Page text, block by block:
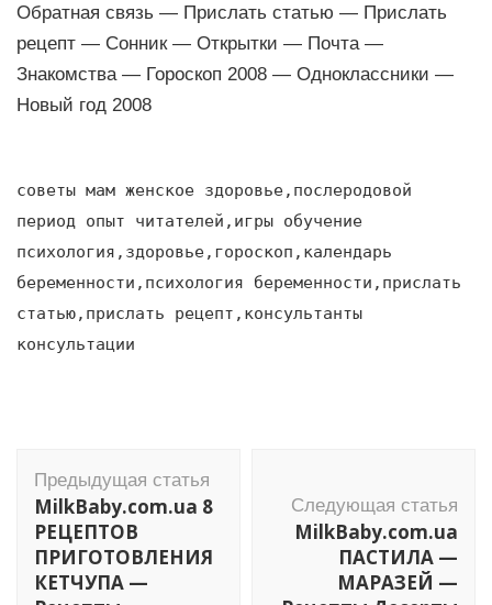
Обратная связь — Прислать статью — Прислать
рецепт — Сонник — Открытки — Почта —
Знакомства — Гороскоп 2008 — Одноклассники —
Новый год 2008
советы мам женское здоровье,послеродовой
период опыт читателей,игры обучение
психология,здоровье,гороскоп,календарь
беременности,психология беременности,прислать
статью,прислать рецепт,консультанты
консультации
по
записям
Предыдущая статья
MilkBaby.com.ua 8
РЕЦЕПТОВ
ПРИГОТОВЛЕНИЯ
КЕТЧУПА —
Следующая статья
MilkBaby.com.ua
ПАСТИЛА —
МАРАЗЕЙ —